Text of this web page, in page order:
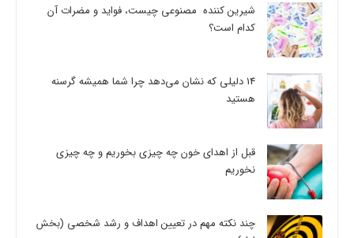
شیرین کننده مصنوعی چیست، فواید و مضرات آن
کدام است؟
14 دلیلی که نشان می‌دهد چرا شما همیشه گرسنه
هستید
قبل از اهدای خون چه چیزی بخوریم و چه چیزی
نخوریم
چند نکته مهم در تعیین اهداف و رشد شخصی (بخش